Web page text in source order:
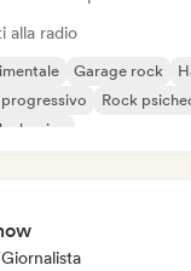
alla radio
Garage rock
Rock
classico